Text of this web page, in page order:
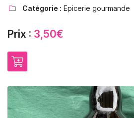
 Rafraîchir le captcha
 Catégorie : Epicerie gourmande
Prix : 3,50€